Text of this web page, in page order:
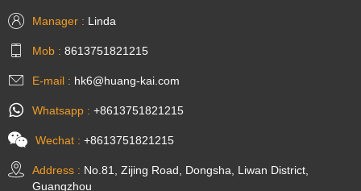
Manager : Linda
Mob : 8613751821215
E-mail : hk6@huang-kai.com
Whatsapp : +8613751821215
Wechat : +8613751821215
Address : No.81, Zijing Road, Dongsha, Liwan District,
Guangzhou